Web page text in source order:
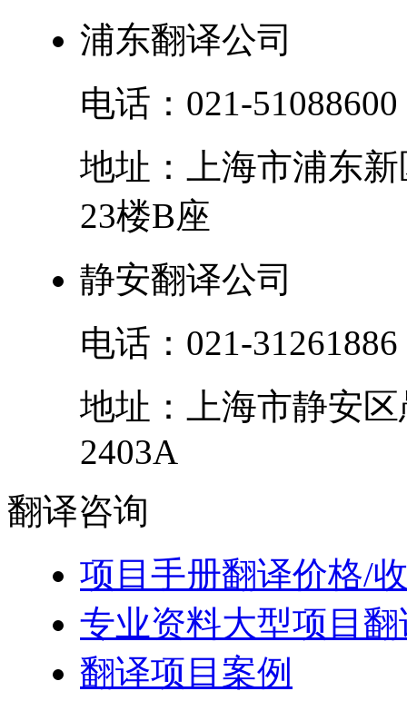
浦东翻译公司
电话： 021-51088600
地址：
上海市浦东新
23楼B座
静安翻译公司
电话： 021-31261886
地址：
上海市静安区
2403A
翻译咨询
项目手册翻译价格/
专业资料大型项目翻
翻译项目案例